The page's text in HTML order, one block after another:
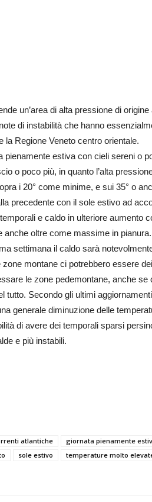
un’area di alta pressione di
di instabilità che hanno
la Regione Veneto centro orientale.
pienamente estiva con cieli sereni o
o poco più, in quanto l’alta
i 20° come minime, e sui 35° o
precedente con il sole estivo ad
e caldo in ulteriore aumento
anche oltre come massime in pianura.
settimana il caldo sarà
zone montane ci potrebbero essere
le zone pedemontane, anche se
tutto. Secondo gli ultimi
generale diminuzione delle
di avere dei temporali sparsi
e più instabili.
atlantiche giornata pienamente
sole estivo temperature molto